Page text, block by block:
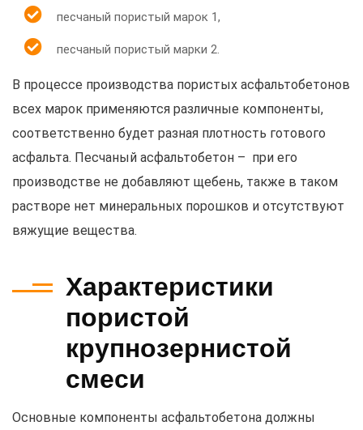
песчаный пористый марок 1,
песчаный пористый марки 2.
В процессе производства пористых асфальтобетонов
всех марок применяются различные компоненты,
соответственно будет разная плотность готового
асфальта. Песчаный асфальтобетон – при его
производстве не добавляют щебень, также в таком
растворе нет минеральных порошков и отсутствуют
вяжущие вещества.
Характеристики
пористой
крупнозернистой
смеси
Основные компоненты асфальтобетона должны